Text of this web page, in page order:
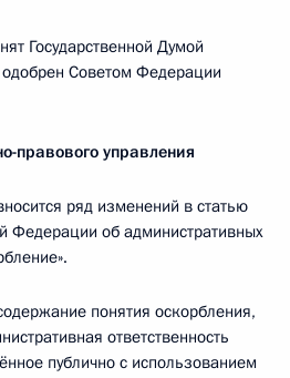
Государственной Думой
Советом Федерации
правового управления
ряд изменений в статью
Федерации об административных
понятия оскорбления,
ответственность
публично с использованием